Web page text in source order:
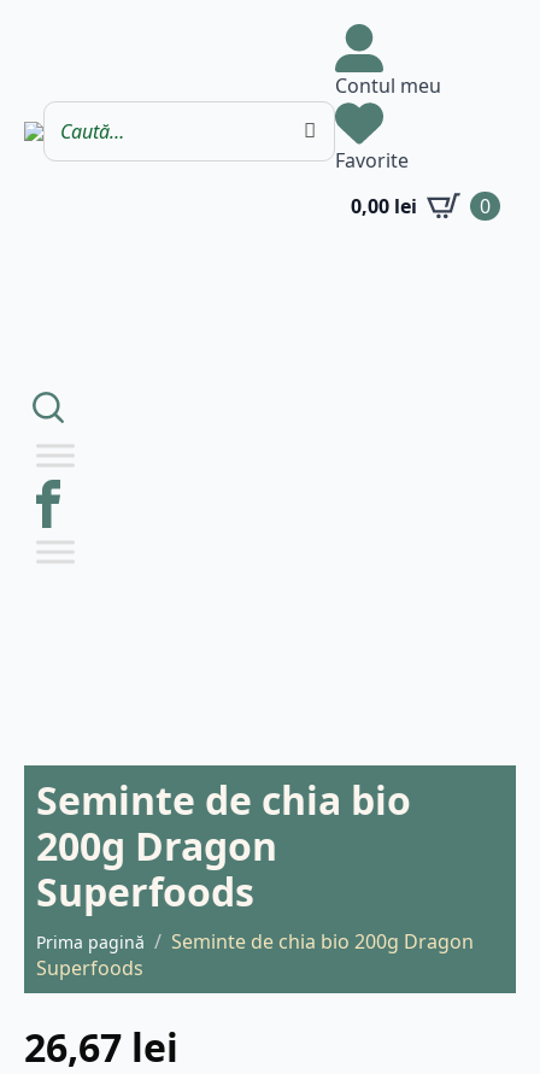
Contul meu
Favorite
0,00 lei 0
Seminte de chia bio
200g Dragon
Superfoods
Prima pagină
Seminte de chia bio 200g Dragon
Superfoods
26,67 lei